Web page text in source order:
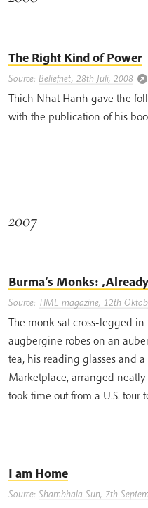
The Right Kind of Power
Source: Beliefnet, 28th Juli, 2008
Thich Nhat Hanh gave the
with the publication of his
2007
Burma’s Monks: ‚Already
Source: TIME magazine, 12th
The monk sat cross-legged
augbergine robes on an
tea, his reading glasses and
Marketplace, arranged
took time out from a U.S.
I am Home
Source: Shambhala Sun, 7th